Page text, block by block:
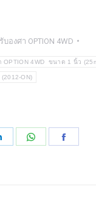
องศา OPTION 4WD
OPTION 4WD ขนาด 1 นิ้ว
(2012-ON)